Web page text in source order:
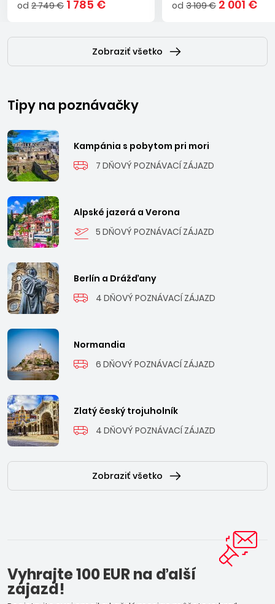
od 2 749 € 1 785 € od 3 109 € 2 001 €
Zobraziť všetko
Tipy na poznávačky
Kampánia s pobytom pri mori
7 DŇOVÝ POZNÁVACÍ ZÁJAZD
Alpské jazerá a Verona
5 DŇOVÝ POZNÁVACÍ ZÁJAZD
Berlín a Drážďany
4 DŇOVÝ POZNÁVACÍ ZÁJAZD
Normandia
6 DŇOVÝ POZNÁVACÍ ZÁJAZD
Zlatý český trojuholník
4 DŇOVÝ POZNÁVACÍ ZÁJAZD
Zobraziť všetko
Vyhrajte 100 EUR na ďalší
zájazd!